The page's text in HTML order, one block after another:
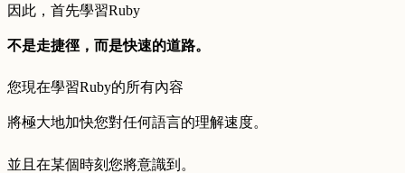
因此，首先學習Ruby
不是走捷徑，而是快速的道路。
您現在學習Ruby的所有內容
將極大地加快您對任何語言的理解速度。
並且在某個時刻您將意識到。